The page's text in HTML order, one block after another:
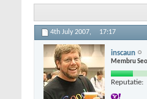
4th July 2007, 17:17
inscaun
Membru
Reputatie: